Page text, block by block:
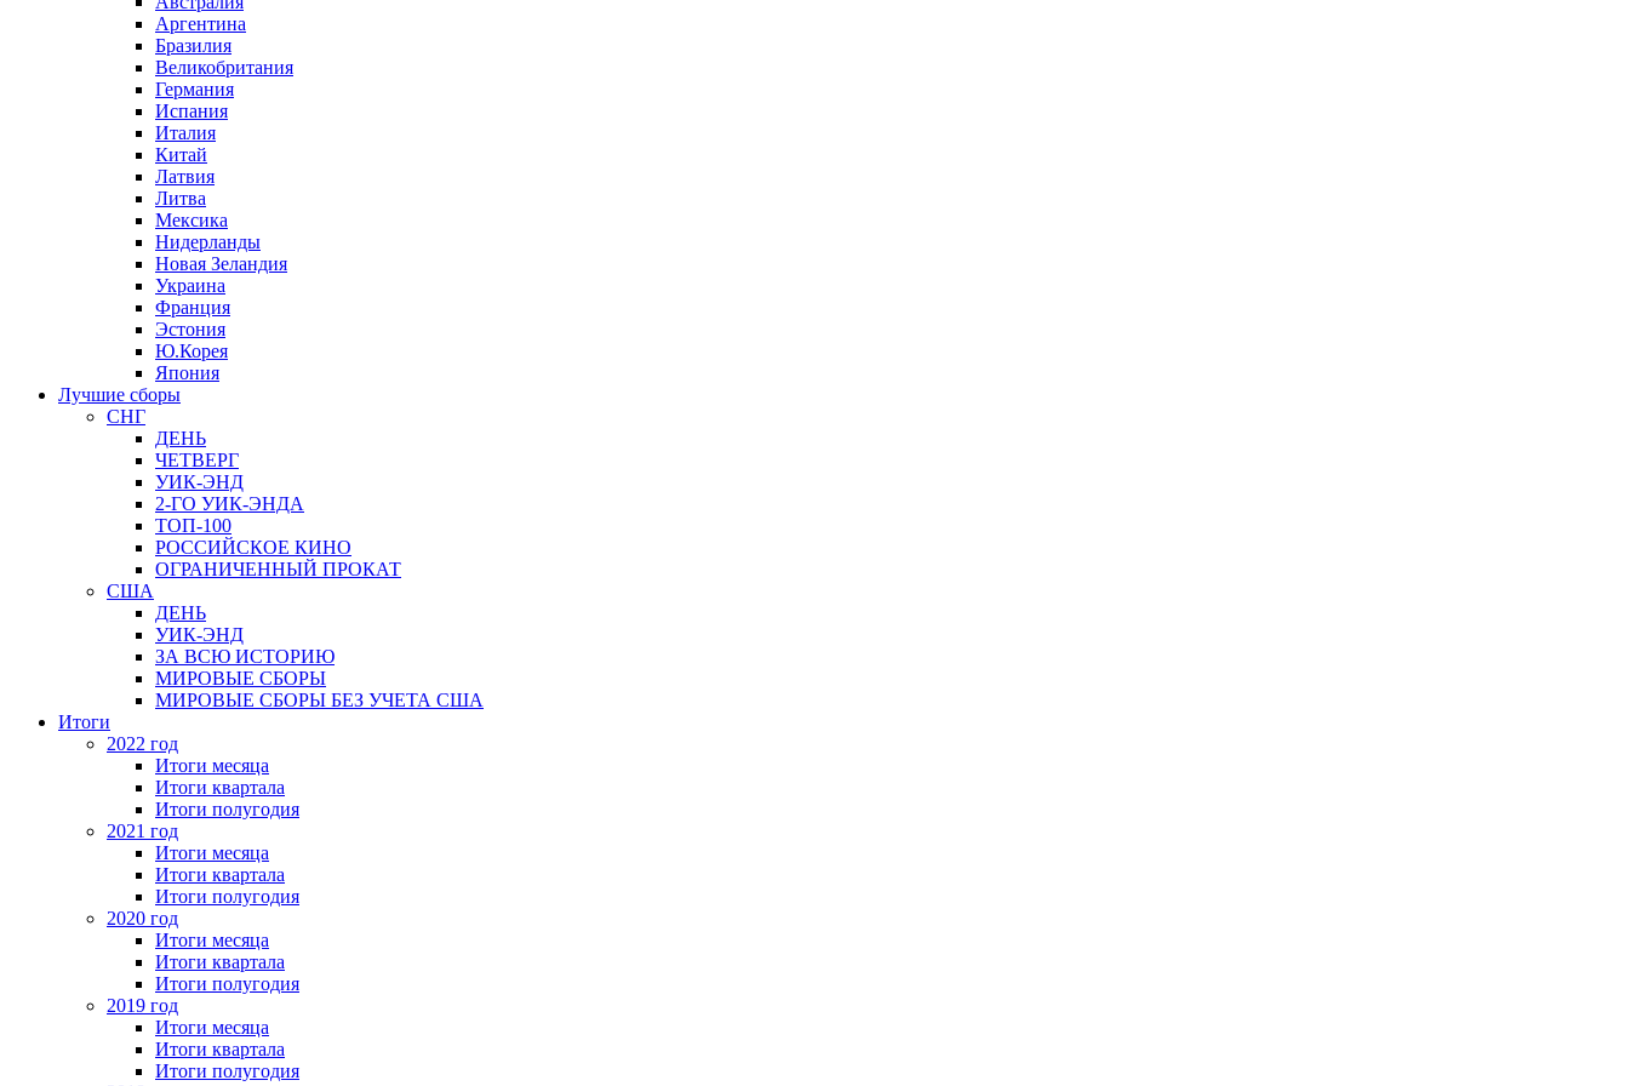
Аргентина
Бразилия
Великобритания
Германия
Испания
Италия
Китай
Латвия
Литва
Мексика
Нидерланды
Новая Зеландия
Украина
Франция
Эстония
Ю.Корея
Япония
Лучшие сборы
СНГ
ДЕНЬ
ЧЕТВЕРГ
УИК-ЭНД
2-ГО УИК-ЭНДА
ТОП-100
РОССИЙСКОЕ КИНО
ОГРАНИЧЕННЫЙ ПРОКАТ
США
ДЕНЬ
УИК-ЭНД
ЗА ВСЮ ИСТОРИЮ
МИРОВЫЕ СБОРЫ
МИРОВЫЕ СБОРЫ БЕЗ УЧЕТА США
Итоги
2022 год
Итоги месяца
Итоги квартала
Итоги полугодия
2021 год
Итоги месяца
Итоги квартала
Итоги полугодия
2020 год
Итоги месяца
Итоги квартала
Итоги полугодия
2019 год
Итоги месяца
Итоги квартала
Итоги полугодия